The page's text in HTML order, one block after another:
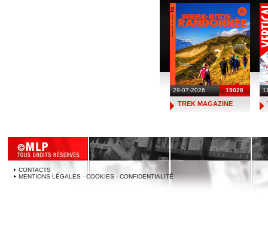
29-07-2026 19028
TREK MAGAZINE
CONTACTS
MENTIONS LÉGALES - COOKIES - CONFIDENTIALITÉ